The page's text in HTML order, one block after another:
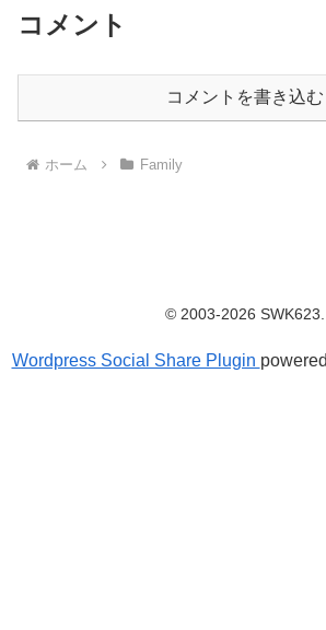
コメント
コメントを書き込む
ホーム Family
© 2003-2026 SWK623.
Wordpress Social Share Plugin